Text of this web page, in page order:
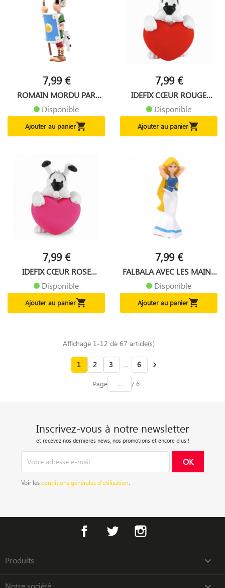
7,99 €
ROMAIN MORDU PAR
Disponible
Ajouter au panier
7,99 €
IDEFIX CŒUR ROUGE
Disponible
Ajouter au panier
7,99 €
IDEFIX CŒUR ROSE
Disponible
Ajouter au panier
7,99 €
FALBALA AVEC LES MAINS
Disponible
Ajouter au panier
Affichage 1-12 de 67 article(s)
1 2 3 … 6 
Page / 6
Inscrivez-vous à notre newsletter
et recevez nos dernieres news, nos promotions et encore plus !
Voir lesconditions générales d’utilisation.
Facebook Twitter
Produits 
Notre société